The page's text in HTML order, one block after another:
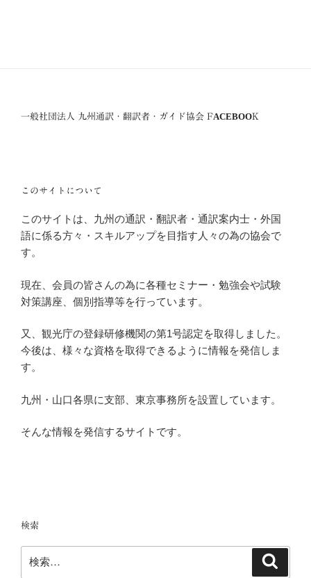
一般社団法人 九州通訳・翻訳者・ガイド協会 FACEBOOK
このサイトについて
このサイトは、九州の通訳・翻訳者・通訳案内士・外国
語に係る方々・スキルアップを目指す人々の為の協会で
す。
現在、会員の皆さんの為に各種セミナー・勉強会や試験
対策講座、個別指導等を行っています。
又、観光庁の登録研修機関の第1号認定を取得しました。
今後は、様々な資格を取得できるように情報を発信しま
す。
九州・山口各県に支部、東京事務所を設置しています。
そんな情報を発信するサイトです。
検索
索: